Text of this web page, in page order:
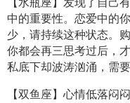
中的重要性。恋爱中的
少，请持续这种状态。
你都会再三思考过后，
私底下却波涛汹涌，需要
【双鱼座】心情低落闷